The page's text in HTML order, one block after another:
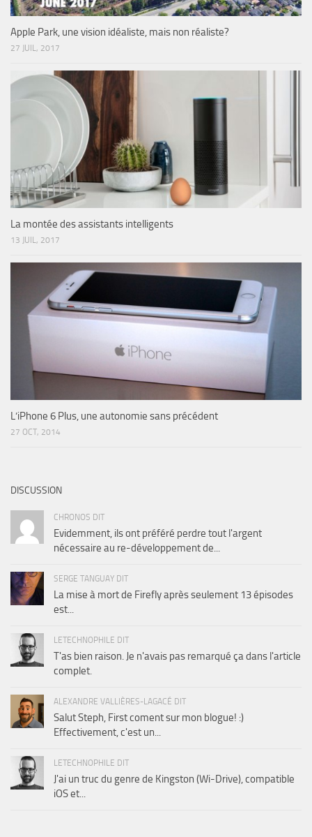
Apple Park, une vision idéaliste, mais non réaliste?
27 JUIL, 2017
La montée des assistants intelligents
13 JUIL, 2017
L’iPhone 6 Plus, une autonomie sans précédent
27 OCT, 2014
DISCUSSION
CHRONOS DIT
Evidemment, ils ont préféré perdre tout l'argent
nécessaire au re-développement de...
SERGE TANGUAY DIT
La mise à mort de Firefly après seulement 13 épisodes
est...
LETECHNOPHILE DIT
T'as bien raison. Je n'avais pas remarqué ça dans l'article
complet.
ALEXANDRE VALLIÈRES-LAGACÉ DIT
Salut Steph, First coment sur mon blogue! :)
Effectivement, c'est un...
LETECHNOPHILE DIT
J'ai un truc du genre de Kingston (Wi-Drive), compatible
iOS et...